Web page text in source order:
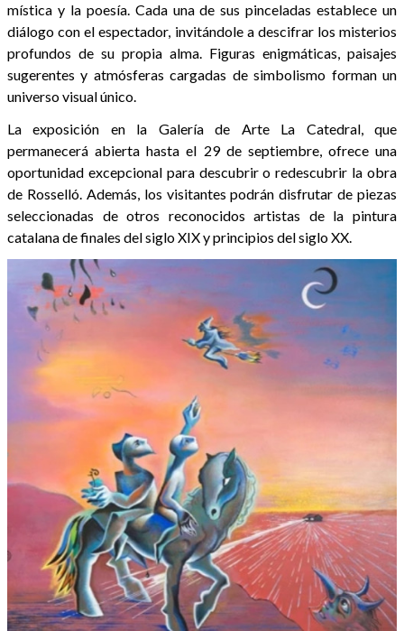
mística y la poesía. Cada una de sus pinceladas establece un
diálogo con el espectador, invitándole a descifrar los misterios
profundos de su propia alma. Figuras enigmáticas, paisajes
sugerentes y atmósferas cargadas de simbolismo forman un
universo visual único.
La exposición en la Galería de Arte La Catedral, que
permanecerá abierta hasta el 29 de septiembre, ofrece una
oportunidad excepcional para descubrir o redescubrir la obra
de Rosselló. Además, los visitantes podrán disfrutar de piezas
seleccionadas de otros reconocidos artistas de la pintura
catalana de finales del siglo XIX y principios del siglo XX.